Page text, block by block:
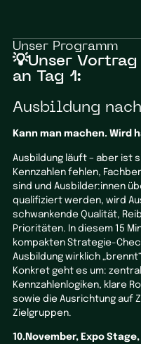
Unser Programm
💡Unser
an Tag 1:
Ausbildung
Kann man machen. Wird
Ausbildung läuft – aber ist
Kennzahlen fehlen,
sind und Ausbilder:innen
qualifiziert werden, wird
schwankende Qualität,
Prioritäten. In diesem 15
kompakten Strategie-
Ausbildung wirklich
Konkret geht es um:
Kennzahlenlogiken, klare
sowie die Ausrichtung auf
Zielgruppen.
10.November, Expo Stage,